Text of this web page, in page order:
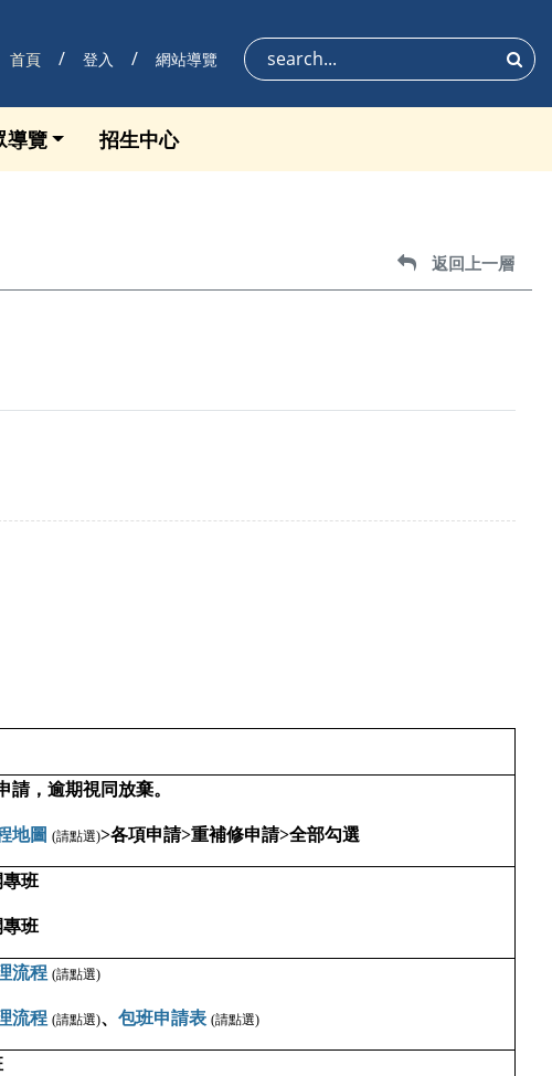
首頁 登入 網站導覽 搜尋
導覽 招生中心
返回上一層
返回上一層
請，逾期視同放棄。
地圖 (請點選)>各項申請>重補修申請>全部勾選
專班
專班
流程 (請點選)
流程 (請點選)、包班申請表 (請點選)